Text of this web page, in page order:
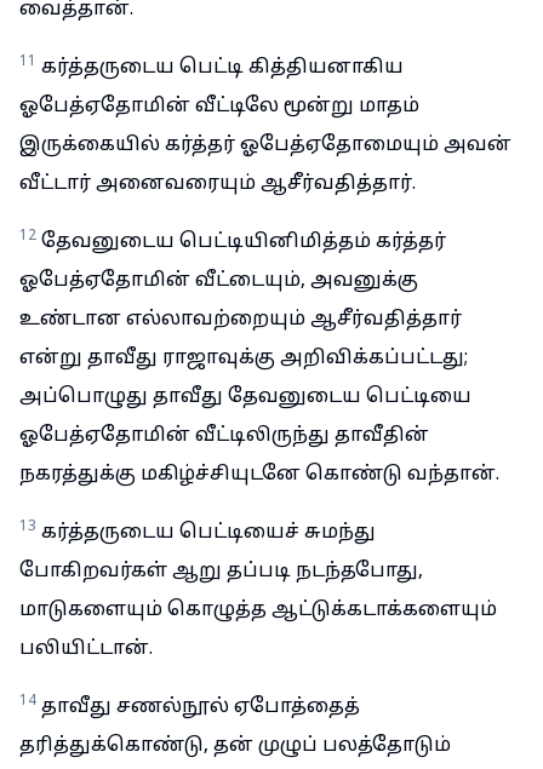
வைத்தான்.
11 கர்த்தருடைய பெட்டி கித்தியனாகிய
ஓபேத்ஏதோமின் வீட்டிலே மூன்று மாதம்
இருக்கையில் கர்த்தர் ஓபேத்ஏதோமையும் அவன்
வீட்டார் அனைவரையும் ஆசீர்வதித்தார்.
12 தேவனுடைய பெட்டியினிமித்தம் கர்த்தர்
ஓபேத்ஏதோமின் வீட்டையும், அவனுக்கு
உண்டான எல்லாவற்றையும் ஆசீர்வதித்தார்
என்று தாவீது ராஜாவுக்கு அறிவிக்கப்பட்டது;
அப்பொழுது தாவீது தேவனுடைய பெட்டியை
ஓபேத்ஏதோமின் வீட்டிலிருந்து தாவீதின்
நகரத்துக்கு மகிழ்ச்சியுடனே கொண்டு வந்தான்.
13 கர்த்தருடைய பெட்டியைச் சுமந்து
போகிறவர்கள் ஆறு தப்படி நடந்தபோது,
மாடுகளையும் கொழுத்த ஆட்டுக்கடாக்களையும்
பலியிட்டான்.
14 தாவீது சணல்நூல் ஏபோத்தைத்
தரித்துக்கொண்டு, தன் முழுப் பலத்தோடும்